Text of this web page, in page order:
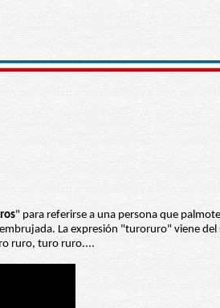
" para referirse a una persona que
La expresión "turoruro" viene
ruro, turo ruro....